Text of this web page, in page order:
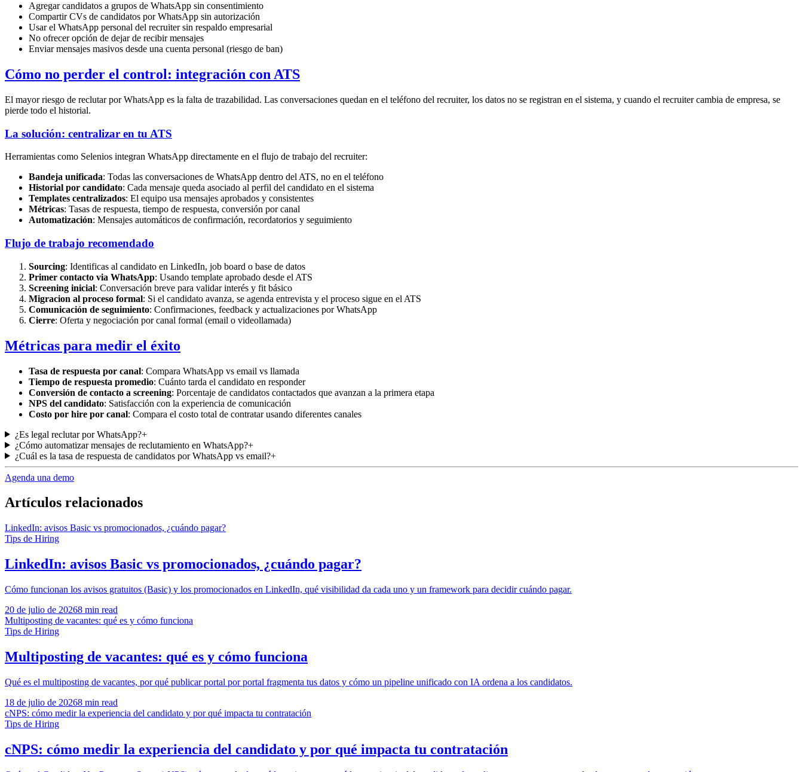
Agregar candidatos a grupos de WhatsApp sin consentimiento
Compartir CVs de candidatos por WhatsApp sin autorización
Usar el WhatsApp personal del recruiter sin respaldo empresarial
No ofrecer opción de dejar de recibir mensajes
Enviar mensajes masivos desde una cuenta personal (riesgo de ban)
Cómo no perder el control: integración con ATS
El mayor riesgo de reclutar por WhatsApp es la falta de trazabilidad. Las conversaciones quedan en el teléfono del recruiter, los datos no se registran en el sistema, y cuando el recruiter cambia de empresa, se
pierde todo el historial.
La solución: centralizar en tu ATS
Herramientas como Selenios integran WhatsApp directamente en el flujo de trabajo del recruiter:
Bandeja unificada: Todas las conversaciones de WhatsApp dentro del ATS, no en el teléfono
Historial por candidato: Cada mensaje queda asociado al perfil del candidato en el sistema
Templates centralizados: El equipo usa mensajes aprobados y consistentes
Métricas: Tasas de respuesta, tiempo de respuesta, conversión por canal
Automatización: Mensajes automáticos de confirmación, recordatorios y seguimiento
Flujo de trabajo recomendado
Sourcing: Identificas al candidato en LinkedIn, job board o base de datos
Primer contacto via WhatsApp: Usando template aprobado desde el ATS
Screening inicial: Conversación breve para validar interés y fit básico
Migracion al proceso formal: Si el candidato avanza, se agenda entrevista y el proceso sigue en el ATS
Comunicación de seguimiento: Confirmaciones, feedback y actualizaciones por WhatsApp
Cierre: Oferta y negociación por canal formal (email o videollamada)
Métricas para medir el éxito
Tasa de respuesta por canal: Compara WhatsApp vs email vs llamada
Tiempo de respuesta promedio: Cuánto tarda el candidato en responder
Conversión de contacto a screening: Porcentaje de candidatos contactados que avanzan a la primera etapa
NPS del candidato: Satisfacción con la experiencia de comunicación
Costo por hire por canal: Compara el costo total de contratar usando diferentes canales
¿Es legal reclutar por WhatsApp?+
¿Cómo automatizar mensajes de reclutamiento en WhatsApp?+
¿Cuál es la tasa de respuesta de candidatos por WhatsApp vs email?+
Agenda una demo
Artículos relacionados
LinkedIn: avisos Basic vs promocionados, ¿cuándo pagar?
Tips de Hiring
LinkedIn: avisos Basic vs promocionados, ¿cuándo pagar?
Cómo funcionan los avisos gratuitos (Basic) y los promocionados en LinkedIn, qué visibilidad da cada uno y un framework para decidir cuándo pagar.
20 de julio de 20268 min read
Multiposting de vacantes: qué es y cómo funciona
Tips de Hiring
Multiposting de vacantes: qué es y cómo funciona
Qué es el multiposting de vacantes, por qué publicar portal por portal fragmenta tus datos y cómo un pipeline unificado con IA ordena a los candidatos.
18 de julio de 20268 min read
cNPS: cómo medir la experiencia del candidato y por qué impacta tu contratación
Tips de Hiring
cNPS: cómo medir la experiencia del candidato y por qué impacta tu contratación